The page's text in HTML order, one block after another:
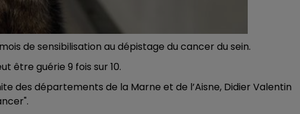
de sensibilisation au dépistage du cancer du sein.
être guérie 9 fois sur 10.
des départements de la Marne et de l’Aisne, Didier Valentin